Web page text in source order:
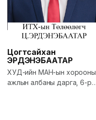
Цогтсайхан
ЭРДЭНЭБААТАР
ХУД-ийн МАН-ын хорооны
ажлын албаны дарга, 6-р